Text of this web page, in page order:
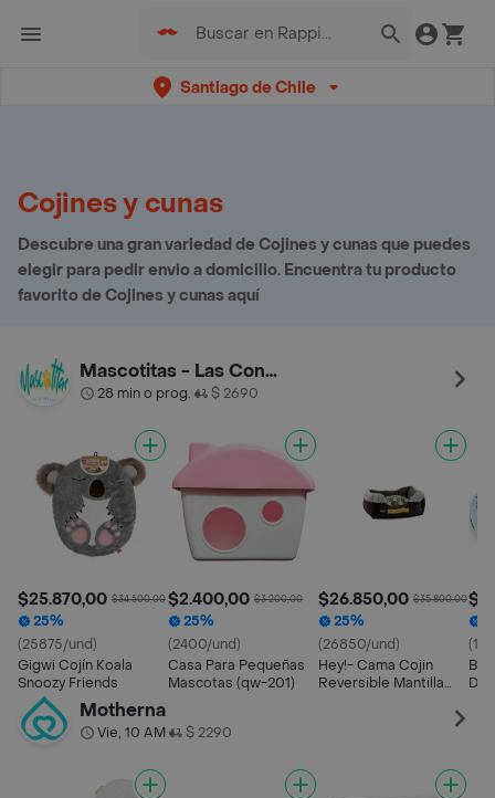
Santiago de Chile
Cojines y cunas
Descubre una gran variedad de Cojines y cunas que puedes
elegir para pedir envio a domicilio. Encuentra tu producto
favorito de Cojines y cunas aquí
Mascotitas - Las Condes
28 min o prog.• $ 2690
$25.870,00 $34.500,00
25%
(25875/und)
Gigwi Cojín Koala
Snoozy Friends
$2.400,00 $3.200,00
25%
(2400/und)
Casa Para Pequeñas
Mascotas (qw-201)
$26.850,00 $35.800,00
25%
(26850/und)
Hey!- Cama Cojin
Reversible Mantilla
De
Motherna
Vie, 10 AM• $ 2290